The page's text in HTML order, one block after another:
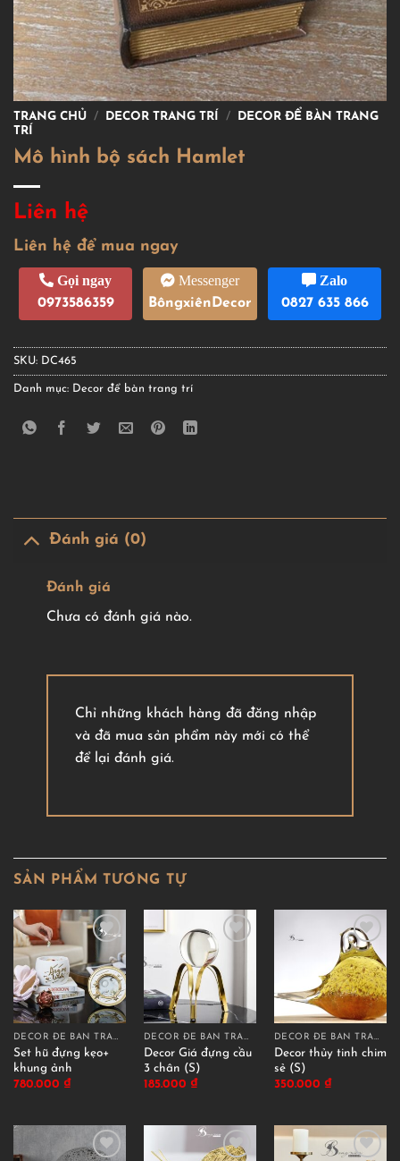
TRANG CHỦ / DECOR TRANG TRÍ /
DECOR ĐỂ BÀN TRANG
TRÍ
Mô hình bộ sách Hamlet
Liên hệ
Liên hệ để mua ngay
Gọi ngay
0973586359
Messenger
BôngxiênDecor
Zalo
0827 635 866
SKU: DC465
Danh mục: Decor để bàn trang trí
Đánh giá (0)
Đánh giá
Chưa có đánh giá nào.
Chỉ những khách hàng đã đăng nhập
và đã mua sản phẩm này mới có thể
để lại đánh giá.
SẢN PHẨM TƯƠNG TỰ
DECOR ĐỂ BÀN TRANG TRÍ
Set hũ đựng kẹo+
khung ảnh
780.000 ₫
DECOR ĐỂ BÀN TRANG TRÍ
Decor Giá đựng cầu
3 chân (S)
185.000 ₫
DECOR ĐỂ BÀN TRANG TRÍ
Decor thủy tinh chim
sẻ (S)
350.000 ₫